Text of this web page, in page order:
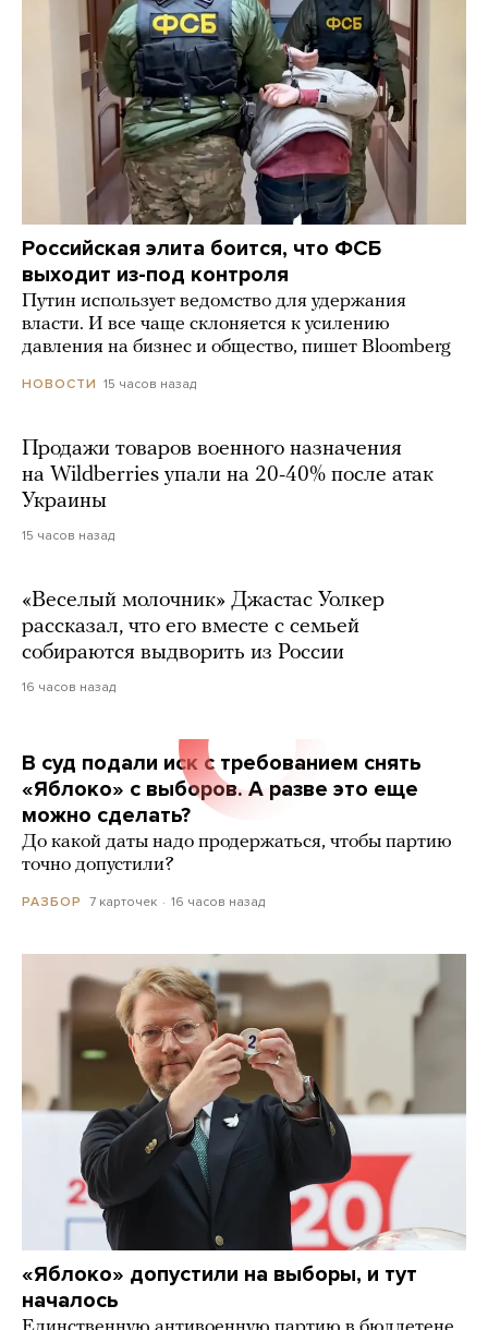
Российская элита боится, что ФСБ
выходит из-под контроля
Путин использует ведомство для удержания
власти. И все чаще склоняется к усилению
давления на бизнес и общество, пишет Bloomberg
НОВОСТИ 15 часов назад
Продажи товаров военного назначения
на Wildberries упали на 20-40% после атак
Украины
15 часов назад
«Веселый молочник» Джастас Уолкер
рассказал, что его вместе с семьей
собираются выдворить из России
16 часов назад
В суд подали иск с требованием снять
«Яблоко» с выборов. А разве это еще
можно сделать?
До какой даты надо продержаться, чтобы партию
точно допустили?
РАЗБОР 7 карточек 16 часов назад
«Яблоко» допустили на выборы, и тут
началось